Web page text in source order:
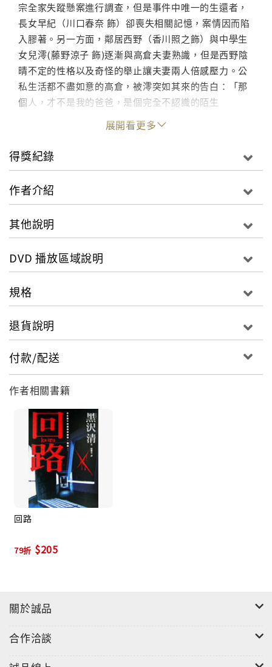
宗全家失蹤懸案進行調查，但是事件中唯一的生還者，
長女早紀（川口春奈 飾）卻喪失相關記憶，案情因而陷
入膠著。另一方面，鄰居西野（香川照之飾）與中學生
女兒澪(藤野涼子 飾)逐漸與高倉夫妻熟識，但是西野陰
晴不定的性格以及奇怪的舉止讓夫妻兩人倍感壓力。公
私生活都不盡如意的高倉，被澪突如其來的告白：「那
個人，才不是我的爸爸，是個完全不認識的陌生
人。」，而捲入更加黑暗的深淵之中…
影音規格片長：131
螢幕比：16:9
類別：懸疑/恐怖/驚悚
字幕選單：中文字幕
展開看更多
得獎紀錄
作者介紹
其他說明
DVD 播放區域說明
規格
退貨說明
付款/配送
作者相關書籍
回路
79折 $205
關於誠品
合作洽談